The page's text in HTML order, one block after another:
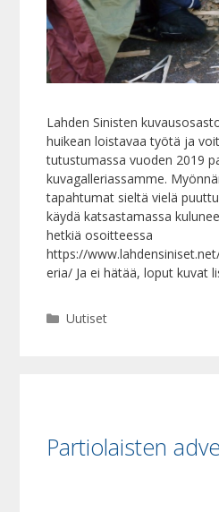
Lahden Sinisten
huikean loistavaa työtä ja
tutustumassa vuoden 2019
kuvagalleriassamme.
tapahtumat sieltä vielä
käydä katsastamassa
hetkiä osoitteessa
https://
eria/ Ja ei hätää, loput kuvat
Kategoriat
Uutiset
Partiolaisten